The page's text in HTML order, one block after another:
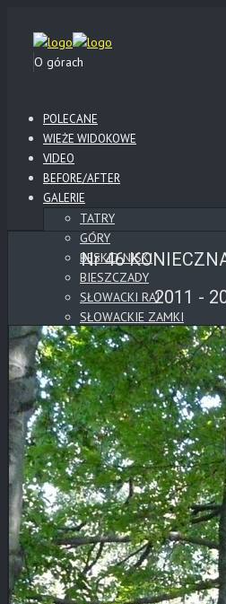
O górach
POLECANE
WIEŻE WIDOKOWE
VIDEO
BEFORE/AFTER
GALERIE
TATRY
GÓRY
BESKID NISKI
BIESZCZADY
SŁOWACKI RAJ
SŁOWACKIE ZAMKI
POLSKIE ZAMKI
WYSOWA
KLIMKÓWKA
LOTY
FAUNA, FLORA
CMENTARZE
POCZTÓWKI
POZOSTAŁE
KOPALNIE ROPY
KOLEJ
NOCNE
WYSOWA
GORLICE
CMENTARZE
Nr 46
2011 -